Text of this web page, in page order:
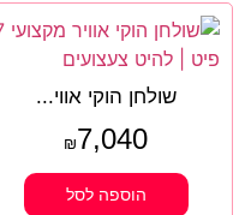
שולחן הוקי אווי...
₪7,040
הוספה לסל